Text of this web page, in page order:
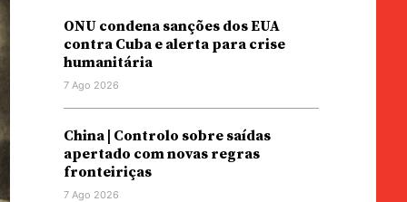
ONU condena sanções dos EUA
contra Cuba e alerta para crise
humanitária
7 Ago 2026
China | Controlo sobre saídas
apertado com novas regras
fronteiriças
7 Ago 2026